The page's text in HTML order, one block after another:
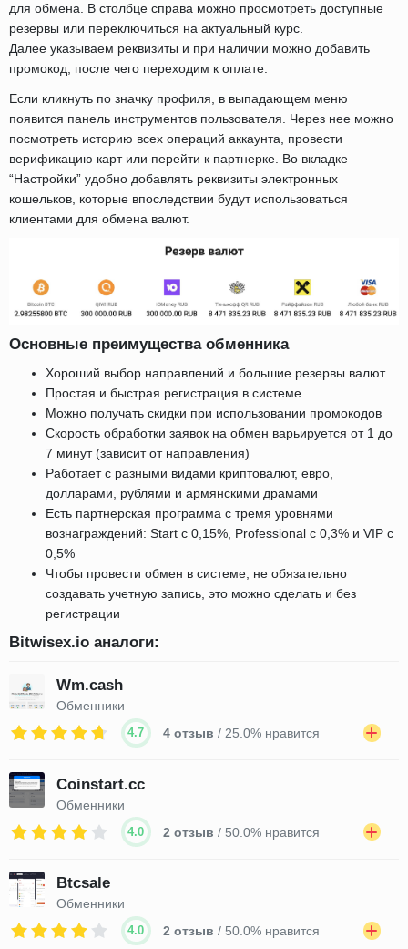
для обмена. В столбце справа можно просмотреть доступные
резервы или переключиться на актуальный курс.
Далее указываем реквизиты и при наличии можно добавить
промокод, после чего переходим к оплате.
Если кликнуть по значку профиля, в выпадающем меню
появится панель инструментов пользователя. Через нее можно
посмотреть историю всех операций аккаунта, провести
верификацию карт или перейти к партнерке. Во вкладке
“Настройки” удобно добавлять реквизиты электронных
кошельков, которые впоследствии будут использоваться
клиентами для обмена валют.
Основные преимущества обменника
Хороший выбор направлений и большие резервы валют
Простая и быстрая регистрация в системе
Можно получать скидки при использовании промокодов
Скорость обработки заявок на обмен варьируется от 1 до
7 минут (зависит от направления)
Работает с разными видами криптовалют, евро,
долларами, рублями и армянскими драмами
Есть партнерская программа с тремя уровнями
вознаграждений: Start с 0,15%, Professional с 0,3% и VIP с
0,5%
Чтобы провести обмен в системе, не обязательно
создавать учетную запись, это можно сделать и без
регистрации
Bitwisex.io аналоги:
Wm.cash
Обменники
4.7 4 отзыв / 25.0% нравится
Coinstart.cc
Обменники
4.0 2 отзыв / 50.0% нравится
Btcsale
Обменники
4.0 2 отзыв / 50.0% нравится